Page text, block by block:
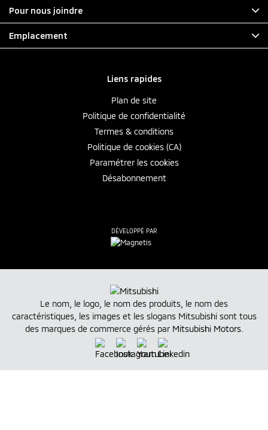
Liens rapides
Plan de site
Politique de confidentialité
Termes & conditions
Politique de cookies (CA)
Paramétrer les cookies
Désabonnement
Pour nous joindre
Emplacement
DÉVELOPPÉ PAR
Le nom, le logo, le nom des produits, le nom des
caractéristiques, les images et les slogans Mitsubishi sont tous
des marques de commerce gérés par Mitsubishi Motors.